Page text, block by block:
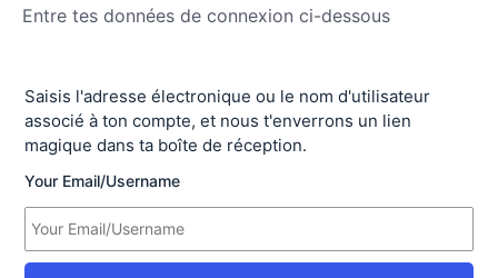
Entre tes données de connexion ci-dessous
Se
connecter
Saisis l'adresse électronique ou le nom d'utilisateur
associé à ton compte, et nous t'enverrons un lien
magique dans ta boîte de réception.
Your Email/Username